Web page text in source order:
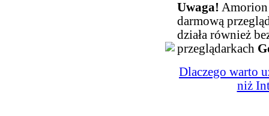
Uwaga! Amorion
darmową
działa również
przeglądarkach
Dlaczego warto
niż